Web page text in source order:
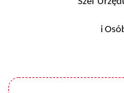
i